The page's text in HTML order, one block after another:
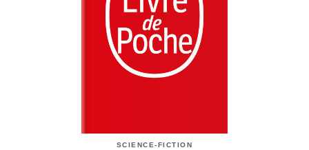
SCIENCE-FICTION